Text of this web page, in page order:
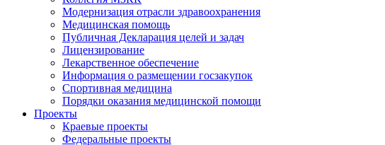
Модернизация отрасли здравоохранения
Медицинская помощь
Публичная Декларация целей и задач
Лицензирование
Лекарственное обеспечение
Информация о размещении госзакупок
Спортивная медицина
Порядки оказания медицинской помощи
Проекты
Краевые проекты
Федеральные проекты